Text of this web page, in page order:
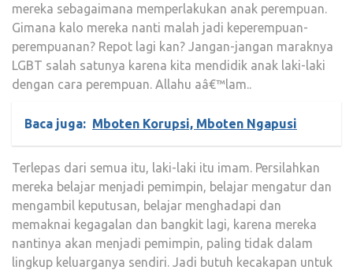
mereka sebagaimana memperlakukan anak perempuan.
Gimana kalo mereka nanti malah jadi keperempuan-
perempuanan? Repot lagi kan? Jangan-jangan maraknya
LGBT salah satunya karena kita mendidik anak laki-laki
dengan cara perempuan. Allahu aâ€™lam..
Baca juga: Mboten Korupsi, Mboten Ngapusi
Terlepas dari semua itu, laki-laki itu imam. Persilahkan
mereka belajar menjadi pemimpin, belajar mengatur dan
mengambil keputusan, belajar menghadapi dan
memaknai kegagalan dan bangkit lagi, karena mereka
nantinya akan menjadi pemimpin, paling tidak dalam
lingkup keluarganya sendiri. Jadi butuh kecakapan untuk